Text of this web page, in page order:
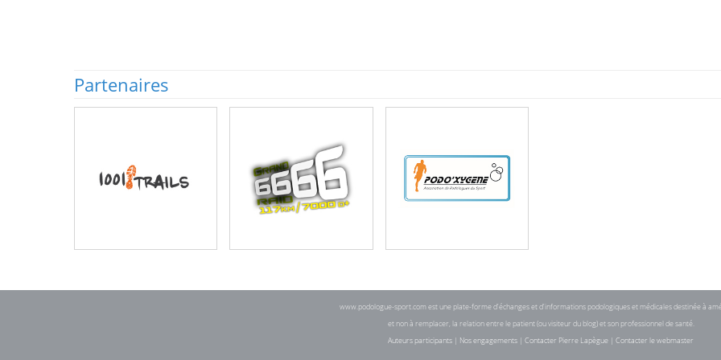
Partenaires
www.podologue-sport.com est une plate-forme d'échanges et d'informations podologiques et médicales destinée à
et non à remplacer, la relation entre le patient (ou visiteur du blog) et son professionnel de santé.
Auteurs participants | Nos engagements | Contacter Pierre Lapègue | Contacter le webmaster